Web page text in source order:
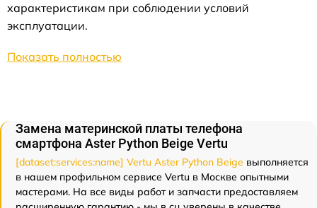
характеристикам при соблюдении условий
эксплуатации.
Показать полностью
Замена материнской платы телефона
смартфона Aster Python Beige Vertu
[dataset:services:name] Vertu Aster Python Beige выполняется
в нашем профильном сервисе Vertu в Москве опытными
мастерами. На все виды работ и запчасти предоставляем